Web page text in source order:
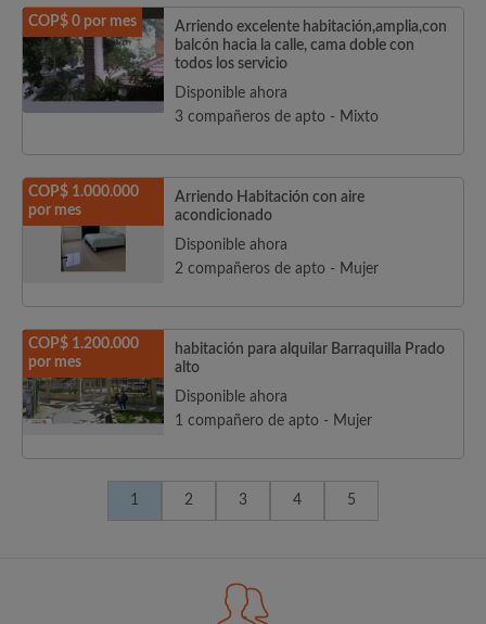
COP$ 0 por mes
Arriendo excelente habitación,amplia,con
balcón hacia la calle, cama doble con
todos los servicio
Disponible ahora
3 compañeros de apto - Mixto
COP$ 1.000.000
por mes
Arriendo Habitación con aire
acondicionado
Disponible ahora
2 compañeros de apto - Mujer
COP$ 1.200.000
por mes
habitación para alquilar Barraquilla Prado
alto
Disponible ahora
1 compañero de apto - Mujer
1 2 3 4 5